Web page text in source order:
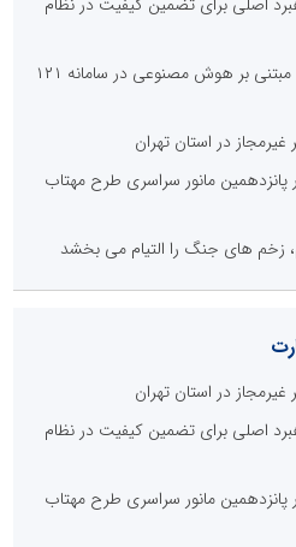
رونمایی از پاسخگویی هوشمند مبتنی بر هوش مصنوعی در سامانه ۱۲۱
در پانزدهمین مانور سراسری طرح مهتاب
زخم های جنگ را التیام می بخشد
اصلی برای تضمین کیفیت در نظام
در پانزدهمین مانور سراسری طرح مهتاب